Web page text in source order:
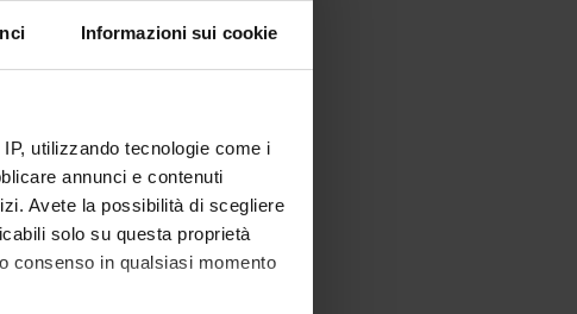
Informazioni sui cookie
utilizzando tecnologie come i
annunci e contenuti
Avete la possibilità di scegliere
solo su questa proprietà
consenso in qualsiasi momento
changes in